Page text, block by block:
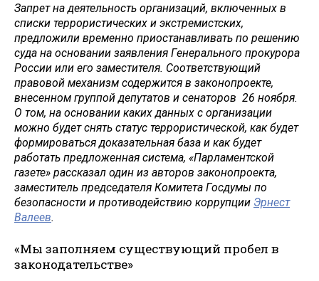
Запрет на деятельность организаций, включенных в
списки террористических и экстремистских,
предложили временно приостанавливать по решению
суда на основании заявления Генерального прокурора
России или его заместителя. Соответствующий
правовой механизм содержится в законопроекте,
внесенном группой депутатов и сенаторов 26 ноября.
О том, на основании каких данных с организации
можно будет снять статус террористической, как будет
формироваться доказательная база и как будет
работать предложенная система, «Парламентской
газете» рассказал один из авторов законопроекта,
заместитель председателя Комитета Госдумы по
безопасности и противодействию коррупции Эрнест
Валеев.
«Мы заполняем существующий пробел в
законодательстве»